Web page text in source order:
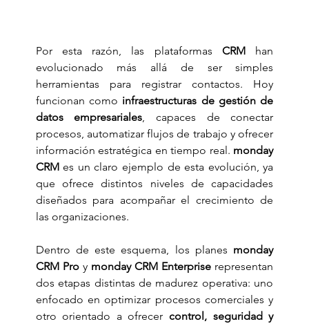
Por esta razón, las plataformas CRM han
evolucionado más allá de ser simples
herramientas para registrar contactos. Hoy
funcionan como infraestructuras de gestión de
datos empresariales, capaces de conectar
procesos, automatizar flujos de trabajo y ofrecer
información estratégica en tiempo real. monday
CRM es un claro ejemplo de esta evolución, ya
que ofrece distintos niveles de capacidades
diseñados para acompañar el crecimiento de
las organizaciones.
Dentro de este esquema, los planes monday
CRM Pro y monday CRM Enterprise representan
dos etapas distintas de madurez operativa: uno
enfocado en optimizar procesos comerciales y
otro orientado a ofrecer control, seguridad y